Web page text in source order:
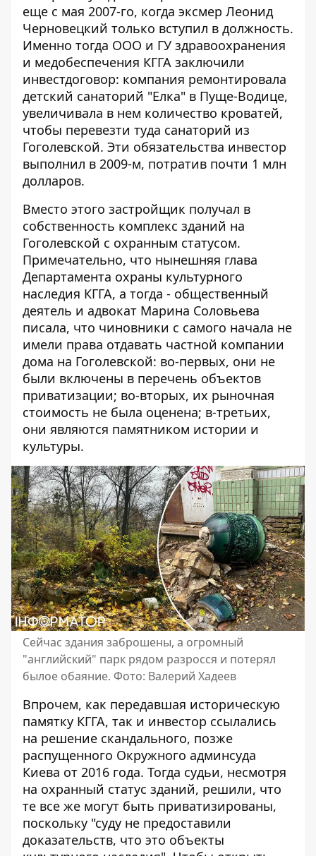
еще с мая 2007-го, когда эксмер Леонид
Черновецкий только вступил в должность.
Именно тогда ООО и ГУ здравоохранения
и медобеспечения КГГА заключили
инвестдоговор: компания ремонтировала
детский санаторий "Елка" в Пуще-Водице,
увеличивала в нем количество кроватей,
чтобы перевезти туда санаторий из
Гоголевской. Эти обязательства инвестор
выполнил в 2009-м, потратив почти 1 млн
долларов.
Вместо этого застройщик получал в
собственность комплекс зданий на
Гоголевской с охранным статусом.
Примечательно, что нынешняя глава
Департамента охраны культурного
наследия КГГА, а тогда - общественный
деятель и адвокат Марина Соловьева
писала, что чиновники с самого начала не
имели права отдавать частной компании
дома на Гоголевской: во-первых, они не
были включены в перечень объектов
приватизации; во-вторых, их рыночная
стоимость не была оценена; в-третьих,
они являются памятником истории и
культуры.
Сейчас здания заброшены, а огромный
"английский" парк рядом разросся и потерял
былое обаяние. Фото: Валерий Хадеев
Впрочем, как передавшая историческую
памятку КГГА, так и инвестор ссылались
на решение скандального, позже
распущенного Окружного админсуда
Киева от 2016 года. Тогда судьи, несмотря
на охранный статус зданий, решили, что
те все же могут быть приватизированы,
поскольку "суду не предоставили
доказательств, что это объекты